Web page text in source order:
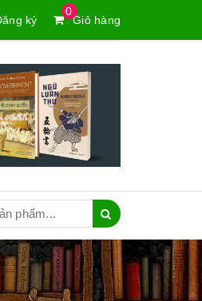
0
Giỏ hàng
ký